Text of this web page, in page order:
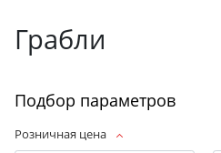
Грабли
Подбор параметров
Розничная цена